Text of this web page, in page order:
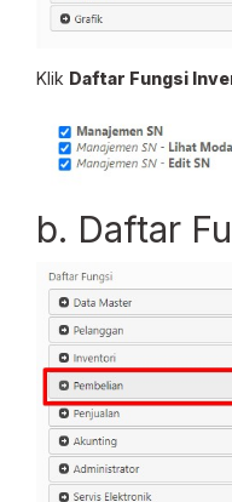
Klik Daftar Fungsi
b. Daftar